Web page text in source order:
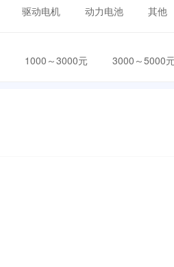
驱动电机 动力电池 其他
1000～3000元 3000～5000